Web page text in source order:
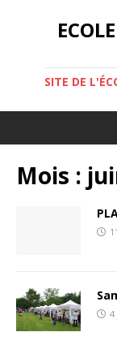
SITE DE
Mois :
4